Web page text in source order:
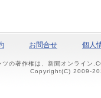
お問合せ 個人
の著作権は、新聞オンライン
Copyright(C) 2009-